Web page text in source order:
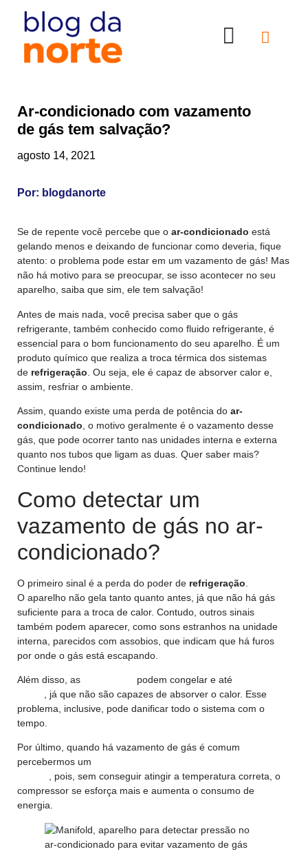
Ar-condicionado com vazamento
de gás tem salvação?
agosto 14, 2021
Por: blogdanorte
Se de repente você percebe que o ar-condicionado está
gelando menos e deixando de funcionar como deveria, fique
atento: o problema pode estar em um vazamento de gás! Mas
não há motivo para se preocupar, se isso acontecer no seu
aparelho, saiba que sim, ele tem salvação!
Antes de mais nada, você precisa saber que o gás
refrigerante, também conhecido como fluido refrigerante, é
essencial para o bom funcionamento do seu aparelho. É um
produto químico que realiza a troca térmica dos sistemas
de refrigeração . Ou seja, ele é capaz de absorver calor e,
assim, resfriar o ambiente.
Assim, quando existe uma perda de potência do ar-
condicionado , o motivo geralmente é o vazamento desse
gás, que pode ocorrer tanto nas unidades interna e externa
quanto nos tubos que ligam as duas. Quer saber mais?
Continue lendo!
Como detectar um
vazamento de gás no ar-
condicionado?
O primeiro sinal é a perda do poder de refrigeração
O aparelho não gela tanto quanto antes, já que não há gás
suficiente para a troca de calor. Contudo, outros sinais
também podem aparecer, como sons estranhos na unidade
interna, parecidos com assobios, que indicam que há furos
por onde o gás está escapando.
Além disso, as podem congelar e até
, já que não são capazes de absorver o calor. Esse
problema, inclusive, pode danificar todo o sistema com o
tempo.
Por último, quando há vazamento de gás é comum
percebermos um
, pois, sem conseguir atingir a temperatura correta, o
compressor se esforça mais e aumenta o consumo de
energia.